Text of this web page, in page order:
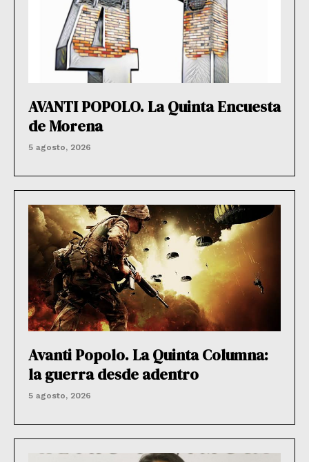
AVANTI POPOLO. La Quinta Encuesta
de Morena
5 agosto, 2026
Avanti Popolo. La Quinta Columna:
la guerra desde adentro
5 agosto, 2026